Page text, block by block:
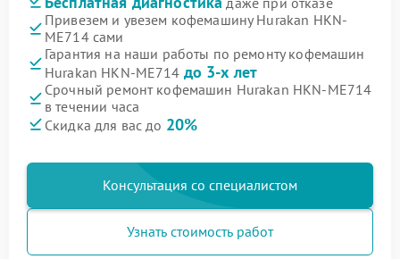
Привезем и увезем кофемашину Hurakan HKN-
ME714 сами
Гарантия на наши работы по ремонту кофемашин
Hurakan HKN-ME714 до 3-х лет
Срочный ремонт кофемашин Hurakan HKN-ME714
в течении часа
Скидка для вас до 20%
Консультация со специалистом
Узнать стоимость работ